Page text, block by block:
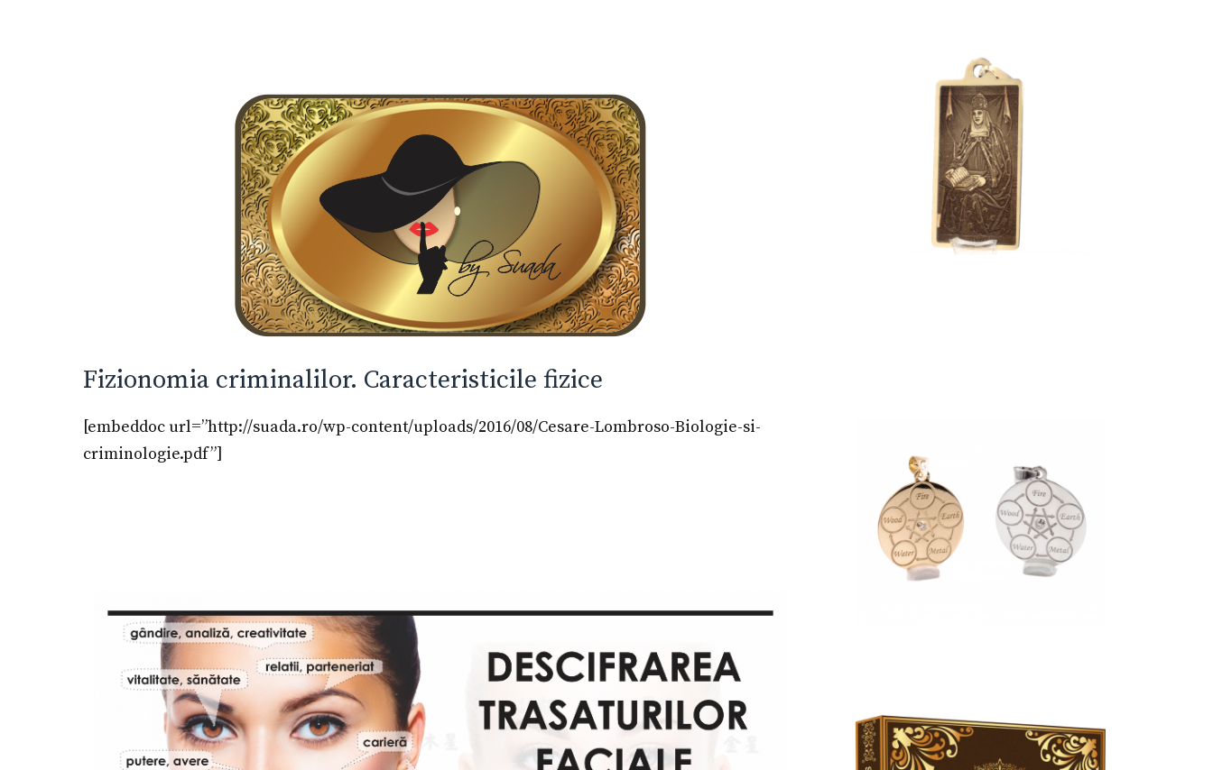
Fizionomia criminalilor. Caracteristicile fizice
[embeddoc url=”http://suada.ro/wp-content/uploads/2016/08/Cesare-Lombroso-Biologie-si-
criminologie.pdf”]